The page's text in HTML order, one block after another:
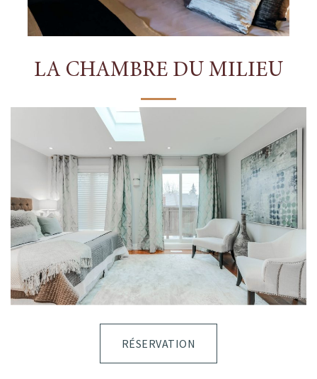
LA CHAMBRE DU MILIEU
RÉSERVATION